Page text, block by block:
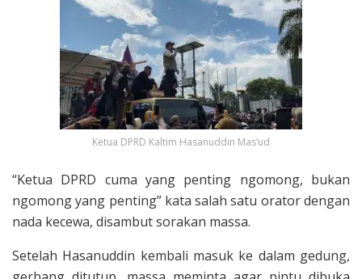
Ketua DPRD Kaltim Hasanuddin Mas’ud
“Ketua DPRD cuma yang penting ngomong, bukan
ngomong yang penting” kata salah satu orator dengan
nada kecewa, disambut sorakan massa.
Setelah Hasanuddin kembali masuk ke dalam gedung,